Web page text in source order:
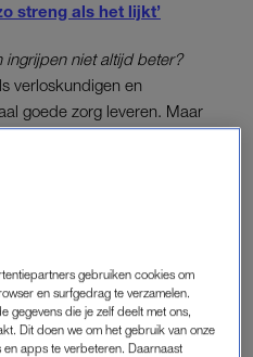
streng als het lijkt’
ingrijpen niet altijd beter?
verloskundigen en
goede zorg leveren. Maar
dat hoe meer we doen
hoe groter de kans is
Vroeger werden vrouwen
nodig hadden. Daardoor
en vrouwen. Maar de lijst
te gaan, wordt steeds
vaker om bijvoorbeeld een
ook als dat niet nodig is, omdat
is.”
gebruiken cookies om
en surfgedrag te verzamelen.
gegevens die je zelf deelt met ons,
Dit doen we om het gebruik van onze
en apps te verbeteren. Daarnaast